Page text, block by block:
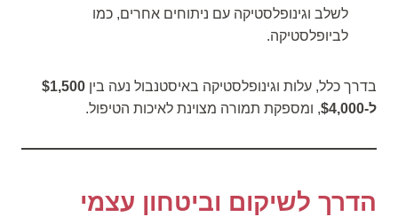
לשלב וגינופלסטיקה עם ניתוחים אחרים, כמו
לביופלסטיקה.
בדרך כלל, עלות וגינופלסטיקה באיסטנבול נעה בין $1,500
ל-$4,000
, ומספקת תמורה מצוינת לאיכות הטיפול.
הדרך לשיקום וביטחון עצמי